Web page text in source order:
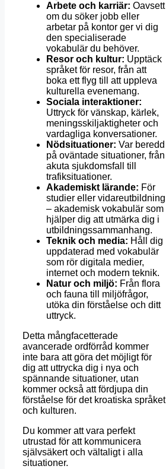
Arbete och karriär: Oavsett
om du söker jobb eller
arbetar på kontor ger vi dig
den specialiserade
vokabulär du behöver.
Resor och kultur: Upptäck
språket för resor, från att
boka ett flyg till att uppleva
kulturella evenemang.
Sociala interaktioner:
Uttryck för vänskap, kärlek,
meningsskiljaktigheter och
vardagliga konversationer.
Nödsituationer: Var beredd
på oväntade situationer, från
akuta sjukdomsfall till
trafiksituationer.
Akademiskt lärande: För
studier eller vidareutbildning
– akademisk vokabulär som
hjälper dig att utmärka dig i
utbildningssammanhang.
Teknik och media: Håll dig
uppdaterad med vokabulär
som rör digitala medier,
internet och modern teknik.
Natur och miljö: Från flora
och fauna till miljöfrågor,
utöka din förståelse och ditt
uttryck.
Detta mångfacetterade
avancerade ordförråd kommer
inte bara att göra det möjligt för
dig att uttrycka dig i nya och
spännande situationer, utan
kommer också att fördjupa din
förståelse för det kroatiska språket
och kulturen.
Du kommer att vara perfekt
utrustad för att kommunicera
självsäkert och vältaligt i alla
situationer.